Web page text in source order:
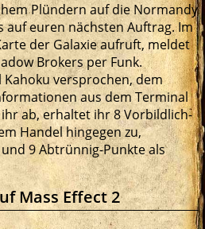
Plündern auf die Normandy
auf euren nächsten Auftrag. Im
der Galaxie aufruft, meldet
Brokers per Funk.
versprochen, dem
aus dem Terminal
ab, erhaltet ihr 8 Vorbildlich-
Handel hingegen zu,
9 Abtrünnig-Punkte als
Mass Effect 2